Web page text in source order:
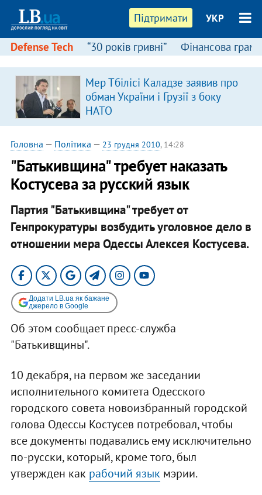
Підтримати УКР
Defense Tech “30 років гривні” Фінансова
Мер Тбілісі Каладзе заявив про
обман України і Грузії з боку
НАТО
Головна — Політика — 23 грудня 2010, 14:28
"Батькивщина" требует наказать
Костусева за русский язык
Партия "Батькивщина" требует от
Генпрокуратуры возбудить уголовное дело в
отношении мера Одессы Алексея Костусева.
Додати LB.ua як бажане
джерело в Google
Об этом сообщает пресс-служба
"Батькивщины".
10 декабря, на первом же заседании
исполнительного комитета Одесского
городского совета новоизбранный городской
голова Одессы Костусев потребовал, чтобы
все документы подавались ему исключительно
по-русски, который, кроме того, был
утвержден как рабочий язык мэрии.